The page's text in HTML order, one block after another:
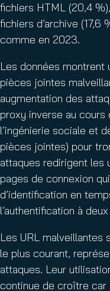
fichiers HTML (20,4
fichiers d’archive
comme en 2023.
Les données montrent
pièces jointes
augmentation des
proxy inverse au cours
l’ingénierie sociale et
pièces jointes) pour
attaques redirigent les
pages de connexion
d’identification en
l’authentification à
Les URL malveillantes
le plus courant,
attaques. Leur
continue de croître car